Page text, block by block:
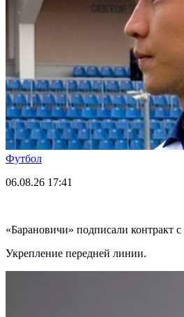
Футбол
06.08.26 17:41
«Барановичи» подписали контракт
Укрепление передней линии.